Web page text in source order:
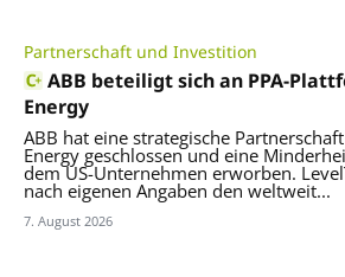
Partnerschaft und Investition
ABB beteiligt sich an PPA-
Energy
ABB hat eine strategische
Energy geschlossen und eine
dem US-Unternehmen erworben.
nach eigenen Angaben den weltweit...
7. August 2026